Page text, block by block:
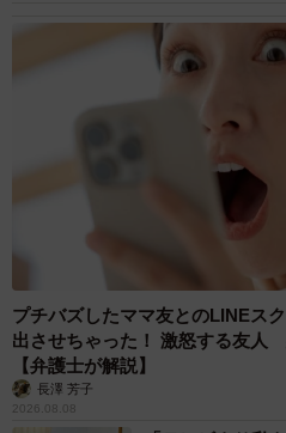
プチバズしたママ友とのLINEス
出させちゃった！ 激怒する友人
【弁護士が解説】
長澤 芳子
2026.08.08